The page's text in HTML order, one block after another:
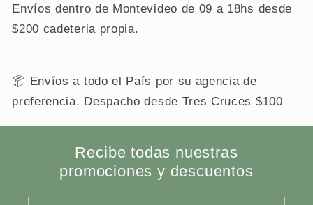
Envíos dentro de Montevideo de 09 a 18hs desde
$200 cadeteria propia.
📦 Envíos a todo el País por su agencia de
preferencia. Despacho desde Tres Cruces $100
Recibe todas nuestras
promociones y descuentos